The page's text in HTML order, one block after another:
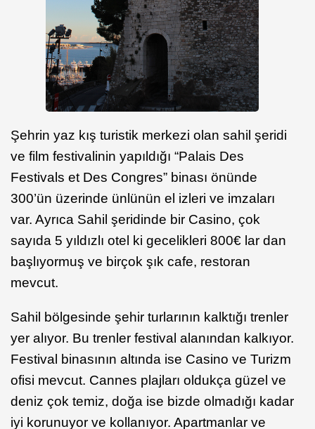
Şehrin yaz kış turistik merkezi olan sahil şeridi
ve film festivalinin yapıldığı “Palais Des
Festivals et Des Congres” binası önünde
300’ün üzerinde ünlünün el izleri ve imzaları
var. Ayrıca Sahil şeridinde bir Casino, çok
sayıda 5 yıldızlı otel ki gecelikleri 800€ lar dan
başlıyormuş ve birçok şık cafe, restoran
mevcut.
Sahil bölgesinde şehir turlarının kalktığı trenler
yer alıyor. Bu trenler festival alanından kalkıyor.
Festival binasının altında ise Casino ve Turizm
ofisi mevcut. Cannes plajları oldukça güzel ve
deniz çok temiz, doğa ise bizde olmadığı kadar
iyi korunuyor ve kollanıyor. Apartmanlar ve